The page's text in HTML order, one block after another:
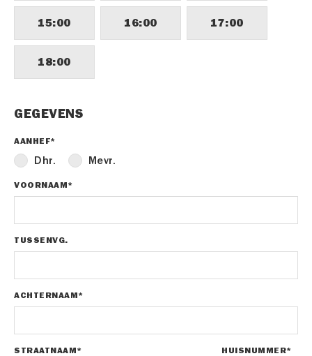
15:00 16:00 17:00
18:00
GEGEVENS
AANHEF*
Dhr. Mevr.
VOORNAAM*
TUSSENVG.
ACHTERNAAM*
STRAATNAAM* HUISNUMMER*